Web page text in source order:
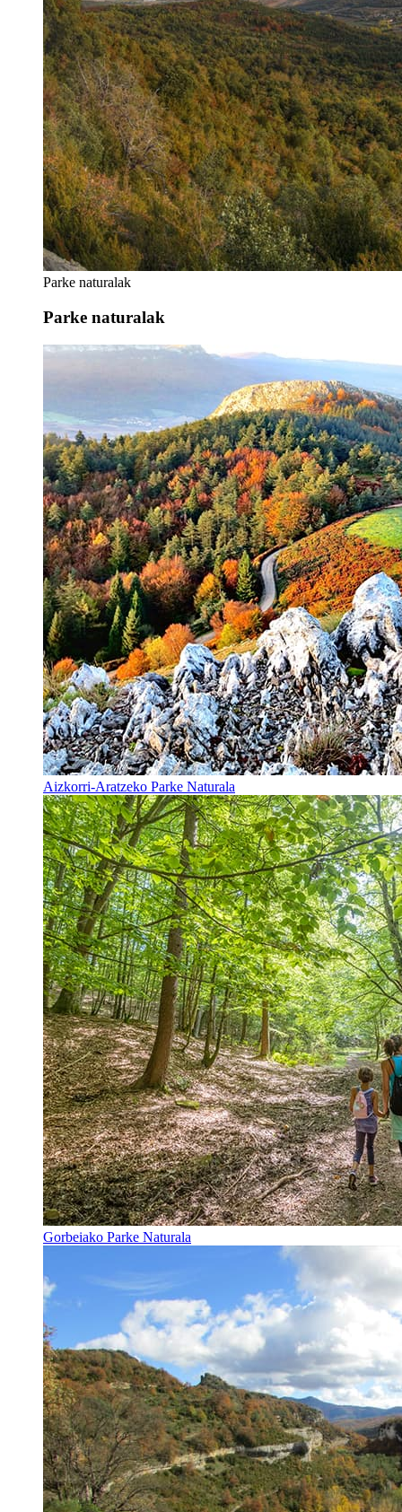
Parke naturalak
Parke naturalak
Aizkorri-Aratzeko Parke Naturala
Gorbeiako Parke Naturala